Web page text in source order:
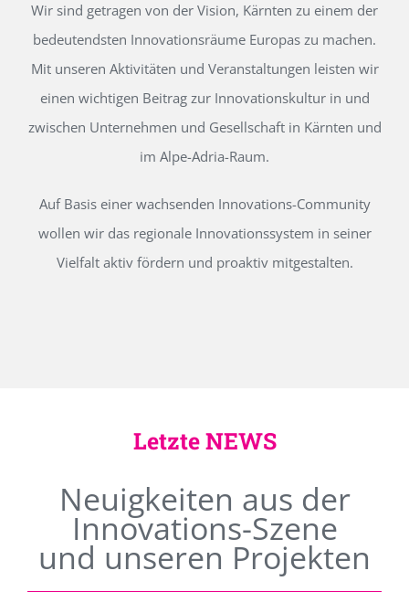
Wir sind getragen von der Vision, Kärnten zu einem der
bedeutendsten Innovationsräume Europas zu machen.
Mit unseren Aktivitäten und Veranstaltungen leisten wir
einen wichtigen Beitrag zur Innovationskultur in und
zwischen Unternehmen und Gesellschaft in Kärnten und
im Alpe-Adria-Raum.
Auf Basis einer wachsenden Innovations-Community
wollen wir das regionale Innovationssystem in seiner
Vielfalt aktiv fördern und proaktiv mitgestalten.
Letzte NEWS
Neuigkeiten aus der
Innovations-Szene
und unseren Projekten